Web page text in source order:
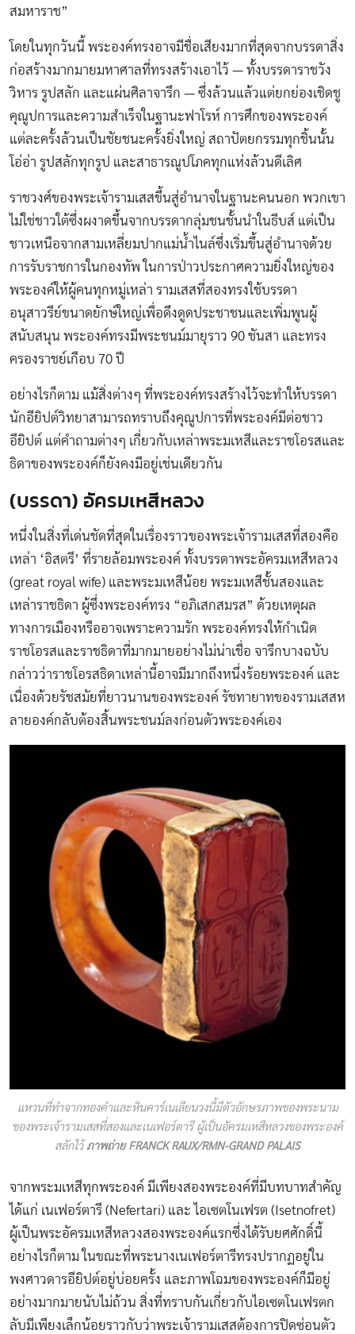
สมหาราช”
โดยในทุกวันนี้ พระองค์ทรงอาจมีชื่อเสียงมากที่สุดจากบรรดาสิ่ง
ก่อสร้างมากมายมหาศาลที่ทรงสร้างเอาไว้ — ทั้งบรรดาราชวัง
วิหาร รูปสลัก และแผ่นศิลาจารึก — ซึ่งล้วนแล้วแต่ยกย่องเชิดชู
คุณูปการและความสำเร็จในฐานะฟาโรห์ การศึกของพระองค์
แต่ละครั้งล้วนเป็นชัยชนะครั้งยิ่งใหญ่ สถาปัตยกรรมทุกชิ้นนั้น
โอ่อ่า รูปสลักทุกรูป และสาธารณูปโภคทุกแห่งล้วนดีเลิศ
ราชวงศ์ของพระเจ้ารามเสสขึ้นสู่อำนาจในฐานะคนนอก พวกเขา
ไม่ใช่ชาวใต้ซึ่งผงาดขึ้นจากบรรดากลุ่มชนชั้นนำในธีบส์ แต่เป็น
ชาวเหนือจากสามเหลี่ยมปากแม่น้ำไนล์ซึ่งเริ่มขึ้นสู่อำนาจด้วย
การรับราชการในกองทัพ ในการป่าวประกาศความยิ่งใหญ่ของ
พระองค์ให้ผู้คนทุกหมู่เหล่า รามเสสที่สองทรงใช้บรรดา
อนุสาวรีย์ขนาดยักษ์ใหญ่เพื่อดึงดูดประชาชนและเพิ่มพูนผู้
สนับสนุน พระองค์ทรงมีพระชนม์มายุราว 90 ชันสา และทรง
ครองราชย์เกือบ 70 ปี
อย่างไรก็ตาม แม้สิ่งต่างๆ ที่พระองค์ทรงสร้างไว้จะทำให้บรรดา
นักอียิปต์วิทยาสามารถทราบถึงคุณูปการที่พระองค์มีต่อชาว
อียิปต์ แต่คำถามต่างๆ เกี่ยวกับเหล่าพระมเหสีและราชโอรสและ
ธิดาของพระองค์ก็ยังคงมีอยู่เช่นเดียวกัน
(บรรดา) อัครมเหสีหลวง
หนึ่งในสิ่งที่เด่นชัดที่สุดในเรื่องราวของพระเจ้ารามเสสที่สองคือ
เหล่า ‘อิสตรี’ ที่รายล้อมพระองค์ ทั้งบรรดาพระอัครมเหสีหลวง
(great royal wife) และพระมเหสีน้อย พระมเหสีชั้นสองและ
เหล่าราชธิดา ผู้ซึ่งพระองค์ทรง “อภิเสกสมรส” ด้วยเหตุผล
ทางการเมืองหรืออาจเพราะความรัก พระองค์ทรงให้กำเนิด
ราชโอรสและราชธิดาที่มากมายอย่างไม่น่าเชื่อ จารึกบางฉบับ
กล่าวว่าราชโอรสธิดาเหล่านี้อาจมีมากถึงหนึ่งร้อยพระองค์ และ
เนื่องด้วยรัชสมัยที่ยาวนานของพระองค์ รัชทายาทของรามเสสห
ลายองค์กลับต้องสิ้นพระชนม์ลงก่อนตัวพระองค์เอง
แหวนที่ทำจากทองคำและหินคาร์เนเลียนวงนี้มีตัวอักษรภาพของพระนาม
ของพระเจ้ารามเสสที่สองและเนเฟอร์ตารี ผู้เป็นอัครมเหสีหลวงของพระองค์
สลักไว้ ภาพถ่าย FRANCK RAUX/RMN-GRAND PALAIS
จากพระมเหสีทุกพระองค์ มีเพียงสองพระองค์ที่มีบทบาทสำคัญ
ได้แก่ เนเฟอร์ตารี (Nefertari) และ ไอเซตโนเฟรต (Isetnofret)
ผู้เป็นพระอัครมเหสีหลวงสองพระองค์แรกซึ่งได้รับยศศักดิ์นี้
อย่างไรก็ตาม ในขณะที่พระนางเนเฟอร์ตารีทรงปรากฏอยู่ใน
พงศาวดารอียิปต์อยู่บ่อยครั้ง และภาพโฉมของพระองค์ก็มีอยู่
อย่างมากมายนับไม่ถ้วน สิ่งที่ทราบกันเกี่ยวกับไอเซตโนเฟรตก
ลับมีเพียงเล็กน้อยราวกับว่าพระเจ้ารามเสสต้องการปิดซ่อนตัว